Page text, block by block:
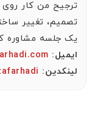
ترجیح من کار
تصمیم، تغییر
یک جلسه مشاوره
ایمیل:
لینکدین: